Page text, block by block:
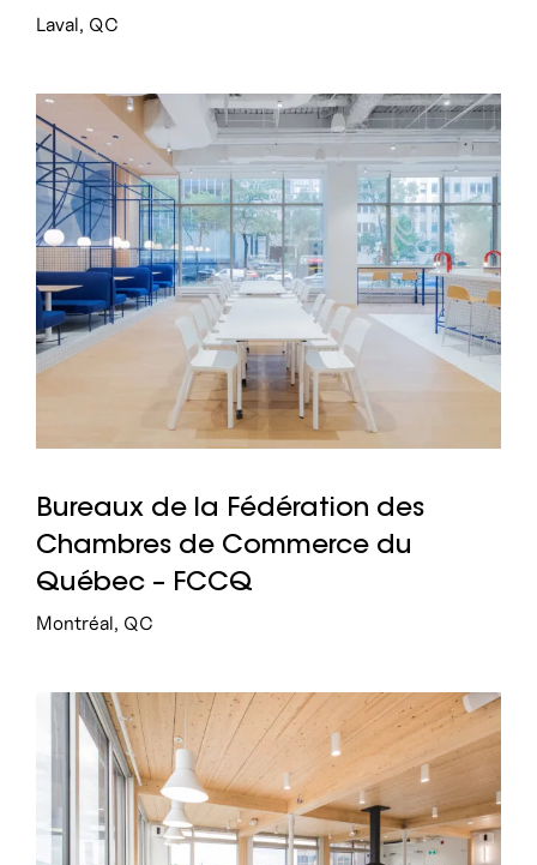
Laval, QC
Bureaux de la Fédération des
Chambres de Commerce du
Québec – FCCQ
Montréal, QC